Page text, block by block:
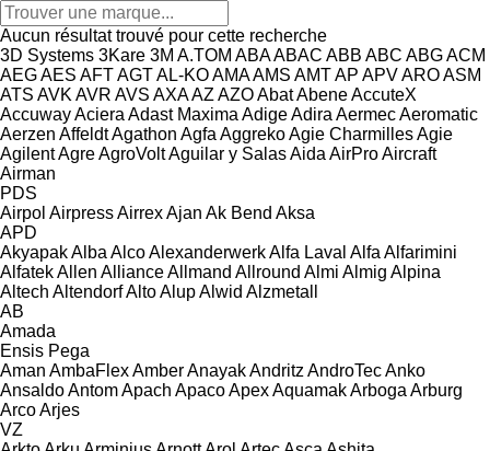
Aucun résultat trouvé pour cette recherche
3D Systems 3Kare 3M A.TOM ABAABAC ABB ABC ABGACM
AEGAES AFTAGTAL-KOAMAAMS AMTAP APVAROASM
ATS AVK AVR AVS AXAAZ AZOAbatAbeneAccuteX
AccuwayAciera Adast Maxima AdigeAdira AermecAeromatic
Aerzen AffeldtAgathon Agfa AggrekoAgie CharmillesAgie
AgilentAgreAgroVoltAguilar y SalasAida AirProAircraft
Airman
PDS
Airpol AirpressAirrexAjan Ak Bend Aksa
APD
AkyapakAlba AlcoAlexanderwerkAlfa Laval Alfa Alfarimini
AlfatekAllen AllianceAllmand Allround Almi Almig Alpina
Altech AltendorfAltoAlupAlwid Alzmetall
AB
Amada
Ensis Pega
Aman AmbaFlexAmberAnayakAndritz AndroTecAnko
AnsaldoAntomApach ApacoApexAquamakArboga Arburg
ArcoArjes
VZ